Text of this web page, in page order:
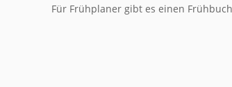
Für Frühplaner gibt es einen